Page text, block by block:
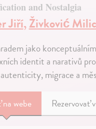
and Nostalgia
Jiří,Živković
jako
identit a narativů
migrace a
na webe Rezervovať